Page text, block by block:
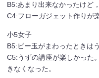
B5:あまり出来なかったけど
C4:フローガジェット作りが
小5女子
B5:ビー玉がまわったときは
C5:うずの講座が楽しかった
きなくなった。